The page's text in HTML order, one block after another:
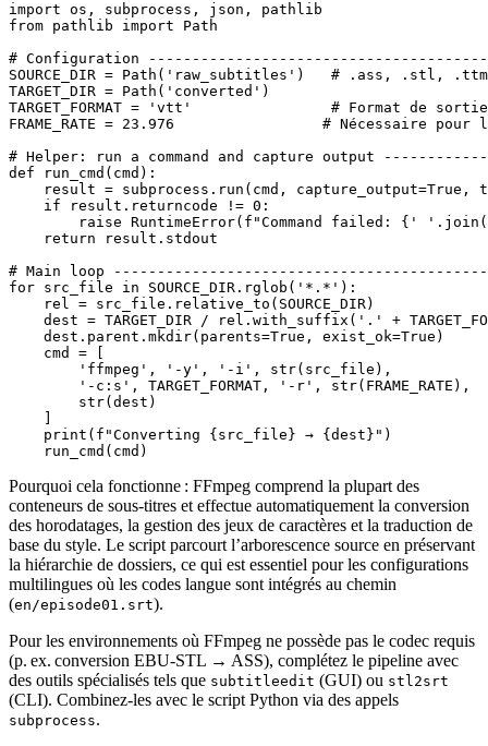
import os, subprocess, json, pathlib
from pathlib import Path
# Configuration
SOURCE_DIR = Path('raw_subtitles')   # .ass, .stl,
TARGET_DIR = Path('converted')
TARGET_FORMAT = 'vtt'                # Format de
FRAME_RATE = 23.976                 # Nécessaire pour
# Helper: run a command and capture output
def run_cmd(cmd):
result = subprocess.run(cmd, capture_output=True,
    if result.returncode != 0:
raise RuntimeError(f"Command failed: {'
    return result.stdout
# Main loop
for src_file in SOURCE_DIR.rglob('*.*'):
    rel = src_file.relative_to(SOURCE_DIR)
dest = TARGET_DIR / rel.with_suffix('.' +
    dest.parent.mkdir(parents=True, exist_ok=True)
    cmd = [
        'ffmpeg', '-y', '-i', str(src_file),
        '-c:s', TARGET_FORMAT, '-r', str(FRAME_RATE),
        str(dest)
    print(f"Converting {src_file} → {dest}")
Pourquoi cela fonctionne : FFmpeg comprend la plupart des
conteneurs de sous‑titres et effectue automatiquement la conversion
des horodatages, la gestion des jeux de caractères et la traduction de
base du style. Le script parcourt l’arborescence source en préservant
la hiérarchie de dossiers, ce qui est essentiel pour les configurations
multilingues où les codes langue sont intégrés au chemin
(en/episode01.srt).
Pour les environnements où FFmpeg ne possède pas le codec requis
(p. ex. conversion EBU‑STL → ASS), complétez le pipeline avec
des outils spécialisés tels que subtitleedit (GUI) ou stl2srt
(CLI). Combinez‑les avec le script Python via des appels
subprocess.